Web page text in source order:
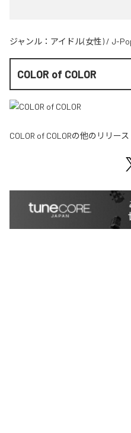
ジャンル： アイドル(女性) / J-
COLOR of COLOR
COLOR of COLORの他のリリース